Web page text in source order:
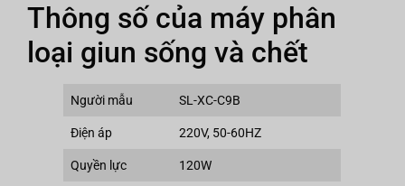
Thông số của máy phân
loại giun sống và chết
Người mẫu SL-XC-C9B
Điện áp 220V, 50-60HZ
Quyền lực 120W